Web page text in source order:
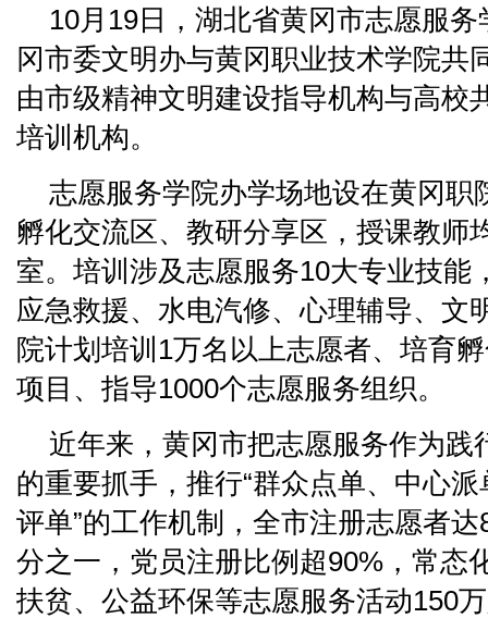
10月19日，湖北省黄冈市志愿服
冈市委文明办与黄冈职业技术学院共
由市级精神文明建设指导机构与高校
培训机构。
志愿服务学院办学场地设在黄冈职
孵化交流区、教研分享区，授课教师
室。培训涉及志愿服务10大专业技能
应急救援、水电汽修、心理辅导、文
院计划培训1万名以上志愿者、培育
项目、指导1000个志愿服务组织。
近年来，黄冈市把志愿服务作为践
的重要抓手，推行“群众点单、中心
评单”的工作机制，全市注册志愿者
分之一，党员注册比例超90%，常态
扶贫、公益环保等志愿服务活动150